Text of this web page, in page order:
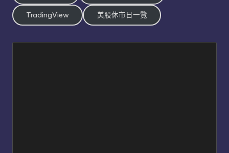
TradingView 美股休市日一覽